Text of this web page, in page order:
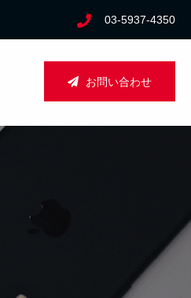
03-5937-4350
お問い合わせ